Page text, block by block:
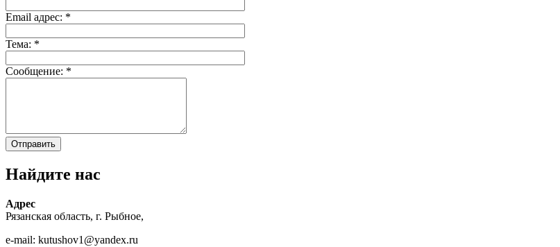
Email адрес: *
Тема: *
Сообщение: *
Найдите нас
Адрес
Рязанская область, г. Рыбное,
e-mail: kutushov1@yandex.ru